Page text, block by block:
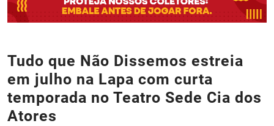
Tudo que Não Dissemos estreia
em julho na Lapa com curta
temporada no Teatro Sede Cia dos
Atores